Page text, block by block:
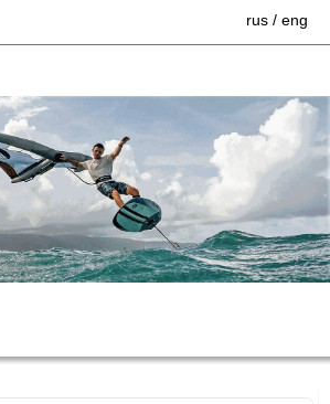
rus / eng
восстановления кайта
Очки для кайтсерфинга Kiteam
HOME